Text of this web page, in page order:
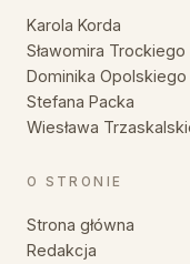
Karola Korda
Sławomira Trockiego
Dominika Opolskiego
Stefana Packa
Wiesława
O STRONIE
Strona główna
Redakcja